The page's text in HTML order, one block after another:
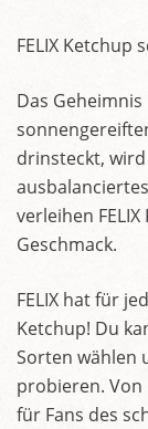
FELIX Ketchup
Das
drinsteckt,
verleihen
Geschmack.
FELIX hat für
Ketchup! Du
Sorten wählen
probieren.
für Fans des